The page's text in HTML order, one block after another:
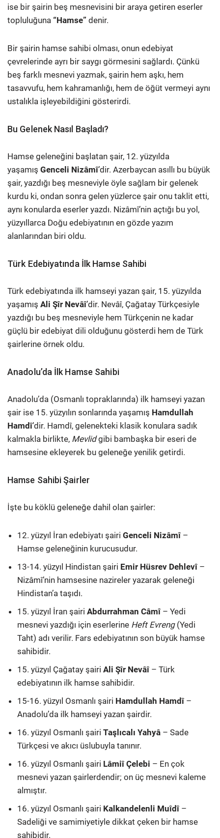
ise bir şairin beş mesnevisini bir araya getiren eserler
topluluğuna “Hamse” denir.
Bir şairin hamse sahibi olması, onun edebiyat
çevrelerinde ayrı bir saygı görmesini sağlardı. Çünkü
beş farklı mesnevi yazmak, şairin hem aşkı, hem
tasavvufu, hem kahramanlığı, hem de öğüt vermeyi aynı
ustalıkla işleyebildiğini gösterirdi.
Bu Gelenek Nasıl Başladı?
Hamse geleneğini başlatan şair, 12. yüzyılda
yaşamış Genceli Nizâmî’dir. Azerbaycan asıllı bu büyük
şair, yazdığı beş mesneviyle öyle sağlam bir gelenek
kurdu ki, ondan sonra gelen yüzlerce şair onu taklit etti,
aynı konularda eserler yazdı. Nizâmî’nin açtığı bu yol,
yüzyıllarca Doğu edebiyatının en gözde yazım
alanlarından biri oldu.
Türk Edebiyatında İlk Hamse Sahibi
Türk edebiyatında ilk hamseyi yazan şair, 15. yüzyılda
yaşamış Ali Şîr Nevâî’dir. Nevâî, Çağatay Türkçesiyle
yazdığı bu beş mesneviyle hem Türkçenin ne kadar
güçlü bir edebiyat dili olduğunu gösterdi hem de Türk
şairlerine örnek oldu.
Anadolu’da İlk Hamse Sahibi
Anadolu’da (Osmanlı topraklarında) ilk hamseyi yazan
şair ise 15. yüzyılın sonlarında yaşamış Hamdullah
Hamdî’dir. Hamdî, gelenekteki klasik konulara sadık
kalmakla birlikte, Mevlidgibi bambaşka bir eseri de
hamsesine ekleyerek bu geleneğe yenilik getirdi.
Hamse Sahibi Şairler
İşte bu köklü geleneğe dahil olan şairler:
12. yüzyıl İran edebiyatı şairi Genceli Nizâmî–
Hamse geleneğinin kurucusudur.
13-14. yüzyıl Hindistan şairi Emir Hüsrev Dehlevî–
Nizâmî’nin hamsesine nazireler yazarak geleneği
Hindistan’a taşıdı.
15. yüzyıl İran şairi Abdurrahman Câmî– Yedi
mesnevi yazdığı için eserlerine Heft Evreng(Yedi
Taht) adı verilir. Fars edebiyatının son büyük hamse
sahibidir.
15. yüzyıl Çağatay şairi Ali Şîr Nevâî– Türk
edebiyatının ilk hamse sahibidir.
15-16. yüzyıl Osmanlı şairi Hamdullah Hamdî–
Anadolu’da ilk hamseyi yazan şairdir.
16. yüzyıl Osmanlı şairi Taşlıcalı Yahyâ – Sade
Türkçesi ve akıcı üslubuyla tanınır.
16. yüzyıl Osmanlı şairi Lâmiî Çelebi – En çok
mesnevi yazan şairlerdendir; on üç mesnevi kaleme
almıştır.
16. yüzyıl Osmanlı şairi Kalkandelenli Muîdî–
Sadeliği ve samimiyetiyle dikkat çeken bir hamse
sahibidir.